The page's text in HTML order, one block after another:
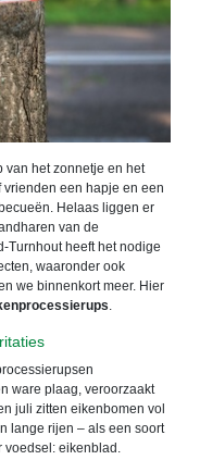
van het zonnetje en het
een hapje en een
Helaas liggen er
van de
Turnhout heeft het nodige
waaronder ook
we binnenkort meer. Hier
ware plaag, veroorzaakt
juli zitten eikenbomen vol
lange rijen – als een soort
eikenblad.